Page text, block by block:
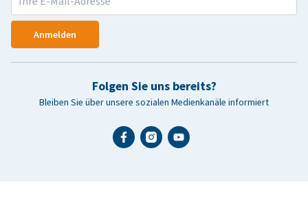
Anmelden
Folgen Sie uns bereits?
Bleiben Sie über unsere sozialen Medienkanäle informiert